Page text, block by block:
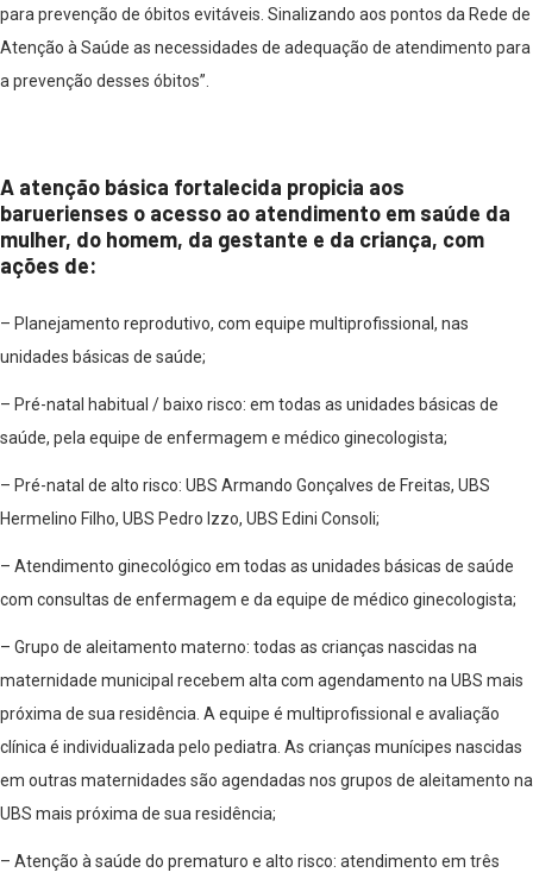
para prevenção de óbitos evitáveis. Sinalizando aos pontos da Rede de
Atenção à Saúde as necessidades de adequação de atendimento para
a prevenção desses óbitos”.
A atenção básica fortalecida propicia aos
baruerienses o acesso ao atendimento em saúde da
mulher, do homem, da gestante e da criança, com
ações de:
– Planejamento reprodutivo, com equipe multiprofissional, nas
unidades básicas de saúde;
– Pré-natal habitual / baixo risco: em todas as unidades básicas de
saúde, pela equipe de enfermagem e médico ginecologista;
– Pré-natal de alto risco: UBS Armando Gonçalves de Freitas, UBS
Hermelino Filho, UBS Pedro Izzo, UBS Edini Consoli;
– Atendimento ginecológico em todas as unidades básicas de saúde
com consultas de enfermagem e da equipe de médico ginecologista;
– Grupo de aleitamento materno: todas as crianças nascidas na
maternidade municipal recebem alta com agendamento na UBS mais
próxima de sua residência. A equipe é multiprofissional e avaliação
clínica é individualizada pelo pediatra. As crianças munícipes nascidas
em outras maternidades são agendadas nos grupos de aleitamento na
UBS mais próxima de sua residência;
– Atenção à saúde do prematuro e alto risco: atendimento em três